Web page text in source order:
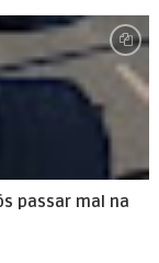
passar mal na